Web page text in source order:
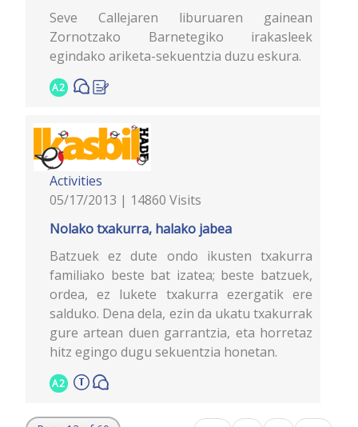
Seve Callejaren liburuaren gainean
Zornotzako Barnetegiko irakasleek
egindako ariketa-sekuentzia duzu eskura.
A2
Activities
05/17/2013 | 14860 Visits
Nolako txakurra, halako jabea
Batzuek ez dute ondo ikusten txakurra
familiako beste bat izatea; beste batzuek,
ordea, ez lukete txakurra ezergatik ere
salduko. Dena dela, ezin da ukatu txakurrak
gure artean duen garrantzia, eta horretaz
hitz egingo dugu sekuentzia honetan.
A2